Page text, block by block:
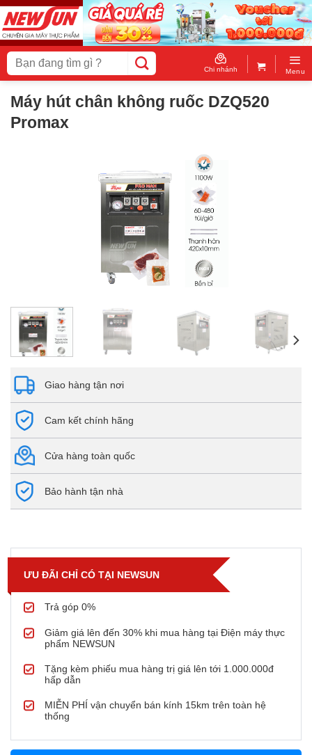
Skip
to
content
Tìm
kiếm:
Chi nhánh Menu
Máy hút chân không ruốc DZQ520
Promax
Giao hàng tận nơi
Cam kết chính hãng
Cửa hàng toàn quốc
Bảo hành tận nhà
ƯU ĐÃI CHỈ CÓ TẠI NEWSUN
Trả góp 0%
Giảm giá lên đến 30% khi mua hàng tại Điện máy thực
phẩm NEWSUN
Tặng kèm phiếu mua hàng trị giá lên tới 1.000.000đ
hấp dẫn
MIỄN PHÍ vận chuyển bán kính 15km trên toàn hệ
thống